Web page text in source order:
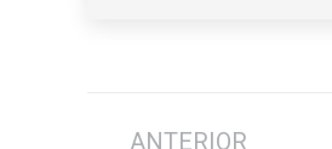
ANTERIOR